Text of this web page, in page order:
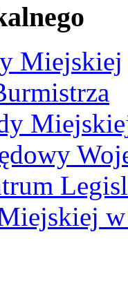
Miejskiej
w